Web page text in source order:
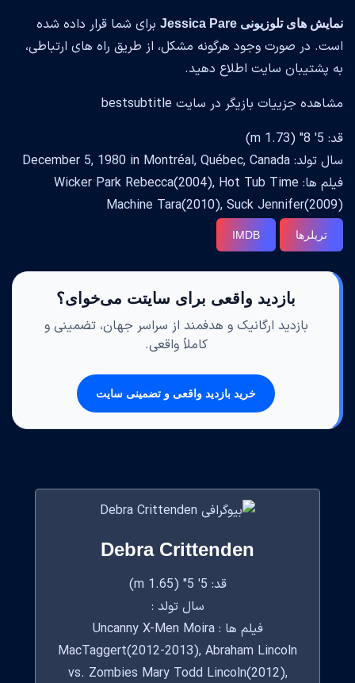
نمایش های تلوزیونی Jessica Pare
برای شما قرار داده شده
است. در صورت وجود هرگونه مشکل، از طریق راه های ارتباطی،
به پشتیبان سایت اطلاع دهید.
مشاهده جزییات بازیگر در سایت bestsubtitle
قد: 5' 8" (1.73 m)
سال تولد: December 5, 1980 in Montréal, Québec, Canada
فیلم ها: Wicker Park Rebecca(2004), Hot Tub Time
Machine Tara(2010), Suck Jennifer(2009)
تریلرها IMDB
بازدید واقعی برای سایتت می‌خوای؟
بازدید ارگانیک و هدفمند از سراسر جهان، تضمینی و
کاملاً واقعی.
خرید بازدید واقعی و تضمینی سایت
Debra Crittenden
قد: 5' 5" (1.65 m)
سال تولد :
فیلم ها : Uncanny X-Men Moira
MacTaggert(2012-2013), Abraham Lincoln
vs. Zombies Mary Todd Lincoln(2012),